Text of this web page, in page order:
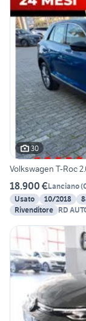
30
Volkswagen T-Roc
18.900 €Lanciano(
Usato
10/2018
Rivenditore RD